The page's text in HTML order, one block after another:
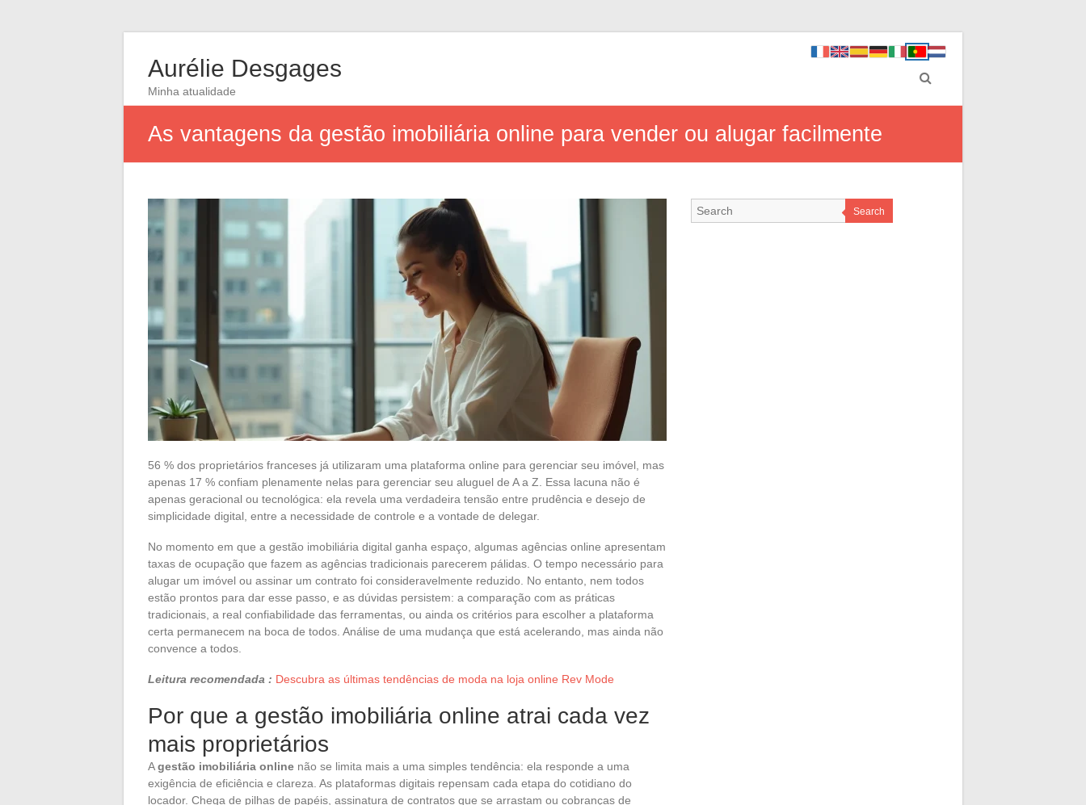
Aurélie Desgages
Minha atualidade
As vantagens da gestão imobiliária online para vender ou alugar facilmente
56 % dos proprietários franceses já utilizaram uma plataforma online para gerenciar seu imóvel, mas
apenas 17 % confiam plenamente nelas para gerenciar seu aluguel de A a Z. Essa lacuna não é
apenas geracional ou tecnológica: ela revela uma verdadeira tensão entre prudência e desejo de
simplicidade digital, entre a necessidade de controle e a vontade de delegar.
No momento em que a gestão imobiliária digital ganha espaço, algumas agências online apresentam
taxas de ocupação que fazem as agências tradicionais parecerem pálidas. O tempo necessário para
alugar um imóvel ou assinar um contrato foi consideravelmente reduzido. No entanto, nem todos
estão prontos para dar esse passo, e as dúvidas persistem: a comparação com as práticas
tradicionais, a real confiabilidade das ferramentas, ou ainda os critérios para escolher a plataforma
certa permanecem na boca de todos. Análise de uma mudança que está acelerando, mas ainda não
convence a todos.
Leitura recomendada : Descubra as últimas tendências de moda na loja online Rev Mode
Por que a gestão imobiliária online atrai cada vez
mais proprietários
Agestão imobiliária online não se limita mais a uma simples tendência: ela responde a uma
exigência de eficiência e clareza. As plataformas digitais repensam cada etapa do cotidiano do
locador. Chega de pilhas de papéis, assinatura de contratos que se arrastam ou cobranças de
Search